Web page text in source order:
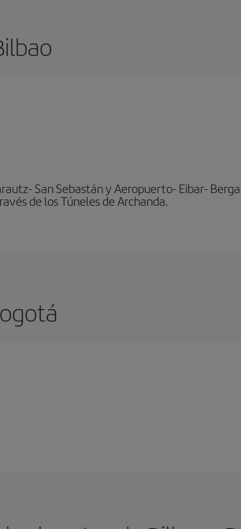
San Sebastán y Aeropuerto- Eibar-
de los Túneles de Archanda.